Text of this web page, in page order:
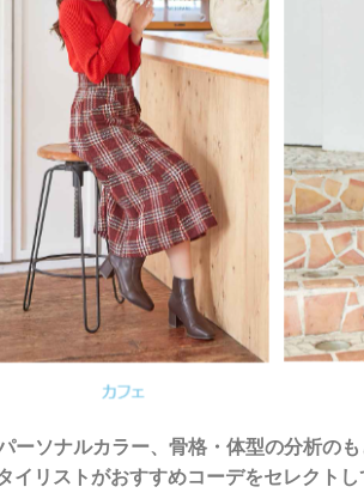
ーソナルカラー、骨格・体型の分析の
イリストがおすすめコーデをセレクトし